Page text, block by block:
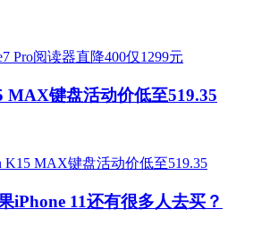
MAX键盘活动价低至519.35
iPhone 11还有很多人去买？